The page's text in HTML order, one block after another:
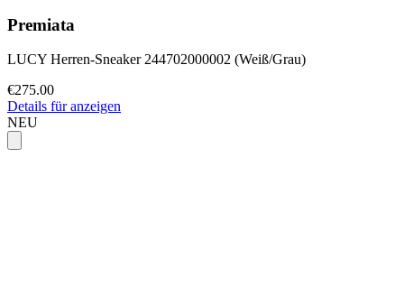
Premiata
LUCY Herren-Sneaker 244702000002 (Weiß/Grau)
€275.00
Details für anzeigen
NEU